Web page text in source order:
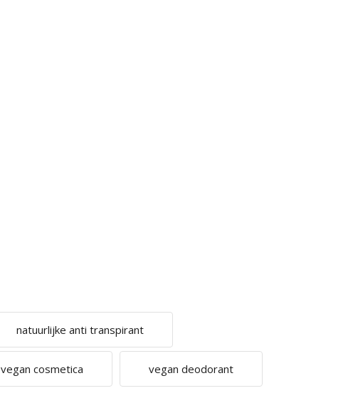
natuurlijke anti transpirant
vegan cosmetica vegan deodorant